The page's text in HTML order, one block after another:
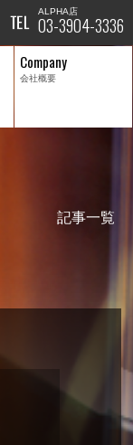
ALPHA店
03-3904-3336
Company
会社概要
記事一覧